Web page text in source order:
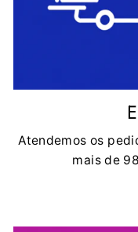
Atendemos os
mais de